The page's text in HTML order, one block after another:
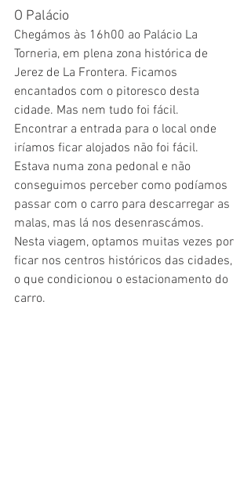
O Palácio
Chegámos às 16h00 ao Palácio La
Torneria, em plena zona histórica de
Jerez de La Frontera. Ficamos
encantados com o pitoresco desta
cidade. Mas nem tudo foi fácil.
Encontrar a entrada para o local onde
iríamos ficar alojados não foi fácil.
Estava numa zona pedonal e não
conseguimos perceber como podíamos
passar com o carro para descarregar as
malas, mas lá nos desenrascámos.
Nesta viagem, optamos muitas vezes por
ficar nos centros históricos das cidades,
o que condicionou o estacionamento do
carro.